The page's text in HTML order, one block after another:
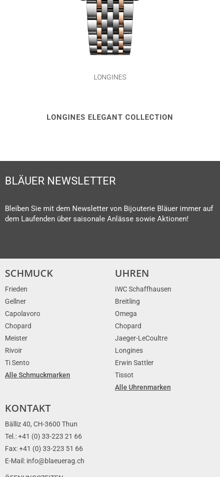
LONGINES
LONGINES ELEGANT COLLECTION
BLÄUER NEWSLETTER
Bleiben Sie mit dem Newsletter von Bijouterie Bläuer immer auf
dem Laufenden über saisonale Anlässe sowie Aktionen!
SCHMUCK
Frieden
Gellner
Capolavoro
Chopard
Meister
Rivoir
Ti Sento
Alle Schmuckmarken
UHREN
IWC Schaffhausen
Breitling
Omega
Chopard
Jaeger-LeCoultre
Longines
Erwin Sattler
Tissot
Alle Uhrenmarken
KONTAKT
Bälliz 40, CH-3600 Thun
Tel.: +41 (0) 33-223 21 66
Fax: +41 (0) 33-223 51 66
E-Mail: info@blaeuerag.ch